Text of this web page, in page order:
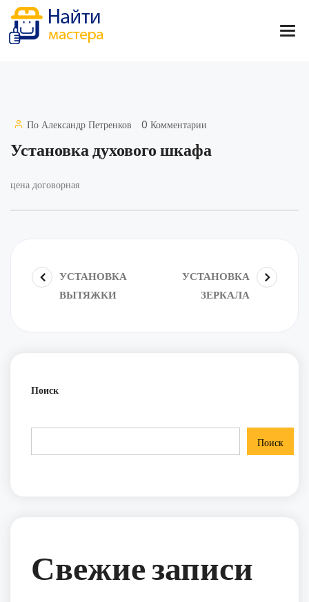
По Александр Петренков 0 Комментарии
Установка духового шкафа
цена договорная
УСТАНОВКА
ВЫТЯЖКИ
УСТАНОВКА
ЗЕРКАЛА
Поиск
Поиск
Свежие записи